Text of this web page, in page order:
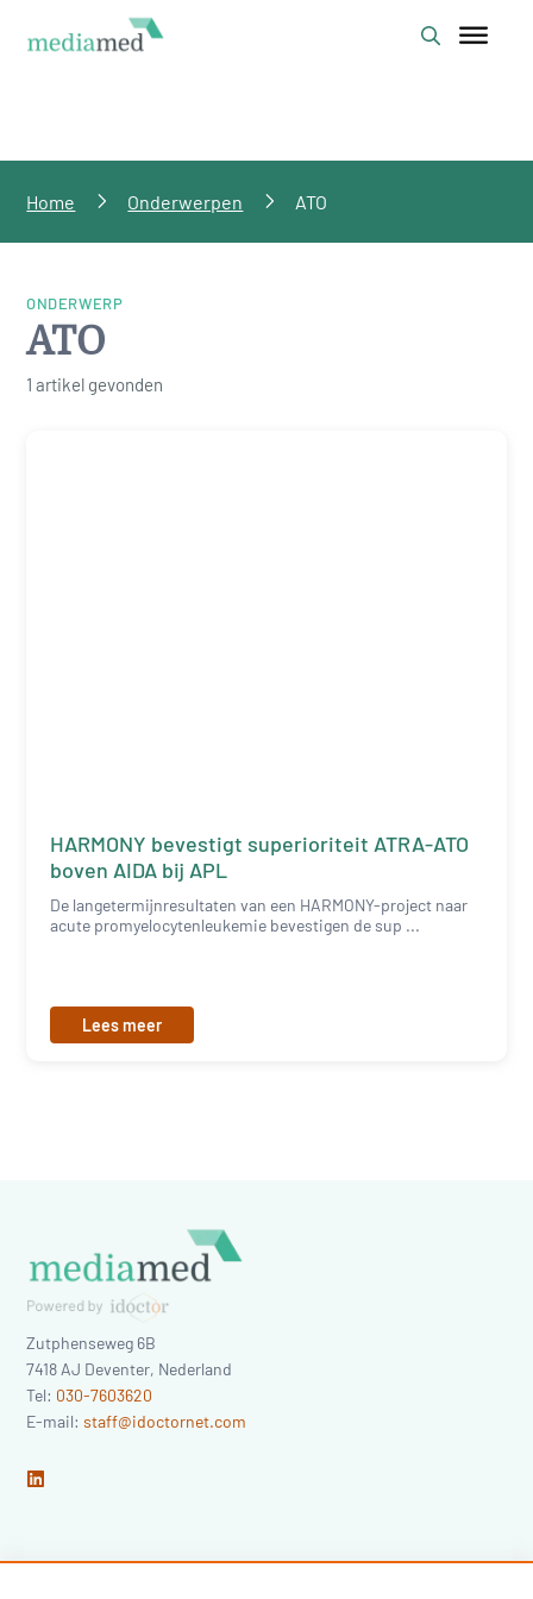
Home Onderwerpen ATO
ONDERWERP
ATO
1 artikel gevonden
HARMONY bevestigt superioriteit ATRA-ATO
boven AIDA bij APL
De langetermijnresultaten van een HARMONY-project naar
acute promyelocytenleukemie bevestigen de sup ...
Lees meer
Zutphenseweg 6B
7418 AJ Deventer, Nederland
Tel: 030-7603620
E-mail:staff@idoctornet.com